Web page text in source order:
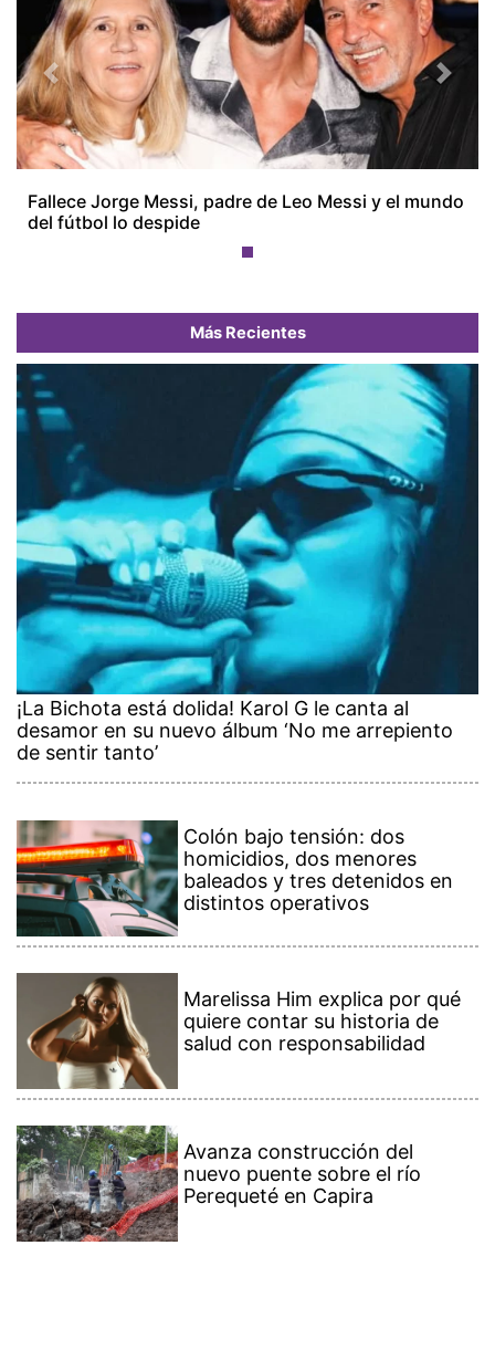
Fallece Jorge Messi, padre de Leo Messi y el mundo
del fútbol lo despide
Previous Next
Más Recientes
¡La Bichota está dolida! Karol G le canta al
desamor en su nuevo álbum ‘No me arrepiento
de sentir tanto’
Colón bajo tensión: dos
homicidios, dos menores
baleados y tres detenidos en
distintos operativos
Marelissa Him explica por qué
quiere contar su historia de
salud con responsabilidad
Avanza construcción del
nuevo puente sobre el río
Perequeté en Capira